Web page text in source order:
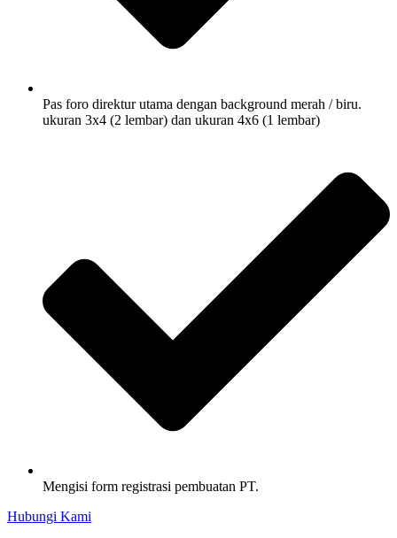
Pas foro direktur utama dengan background merah / biru.
ukuran 3x4 (2 lembar) dan ukuran 4x6 (1 lembar)
Mengisi form registrasi pembuatan PT.
Hubungi Kami